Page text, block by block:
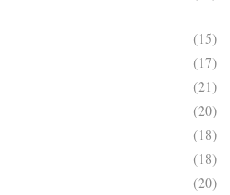
(15)
(17)
(21)
(20)
(18)
(18)
(20)